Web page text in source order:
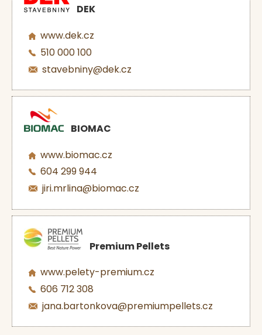
DEK
www.dek.cz
510 000 100
stavebniny@dek.cz
BIOMAC
www.biomac.cz
604 299 944
jiri.mrlina@biomac.cz
Premium Pellets
www.pelety-premium.cz
606 712 308
jana.bartonkova@premiumpellets.cz